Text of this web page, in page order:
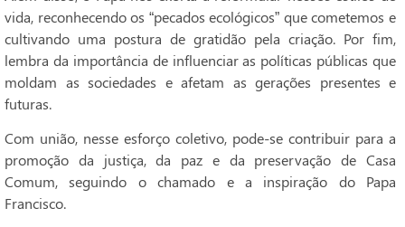
vida, reconhecendo os “pecados ecológicos” que cometemos e
cultivando uma postura de gratidão pela criação. Por fim,
lembra da importância de influenciar as políticas públicas que
moldam as sociedades e afetam as gerações presentes e
futuras.
Com união, nesse esforço coletivo, pode-se contribuir para a
promoção da justiça, da paz e da preservação de Casa
Comum, seguindo o chamado e a inspiração do Papa
Francisco.